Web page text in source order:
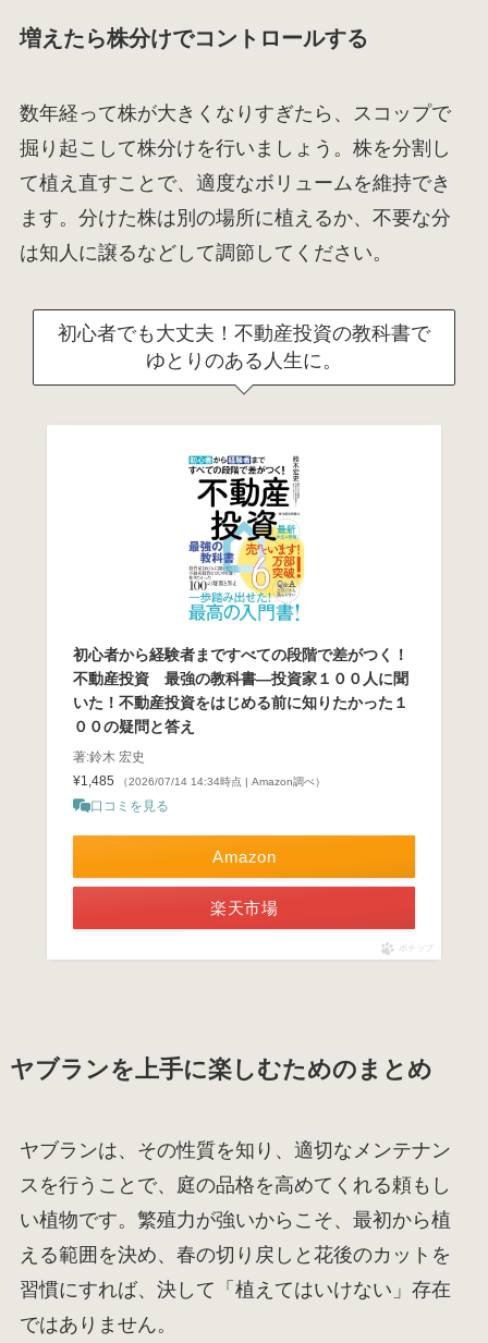
増えたら株分けでコントロールする
数年経って株が大きくなりすぎたら、スコップで
掘り起こして株分けを行いましょう。株を分割し
て植え直すことで、適度なボリュームを維持でき
ます。分けた株は別の場所に植えるか、不要な分
は知人に譲るなどして調節してください。
初心者でも大丈夫！不動産投資の教科書で
ゆとりのある人生に。
初心者から経験者まですべての段階で差がつく！
不動産投資 最強の教科書―投資家１００人に聞
いた！不動産投資をはじめる前に知りたかった１
００の疑問と答え
著:鈴木 宏史
¥1,485
（2026/07/14 14:34時点 | Amazon調べ）
口コミを見る
Amazon
楽天市場
ポチップ
ヤブランを上手に楽しむためのまとめ
ヤブランは、その性質を知り、適切なメンテナン
スを行うことで、庭の品格を高めてくれる頼もし
い植物です。繁殖力が強いからこそ、最初から植
える範囲を決め、春の切り戻しと花後のカットを
習慣にすれば、決して「植えてはいけない」存在
ではありません。